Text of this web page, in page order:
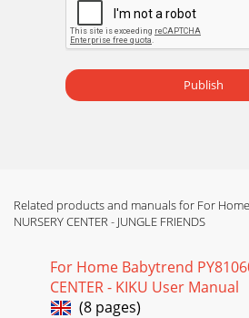
Publish
Related products and manuals for For
NURSERY CENTER - JUNGLE FRIENDS
For Home Babytrend
CENTER - KIKU User Manual
(8 pages)